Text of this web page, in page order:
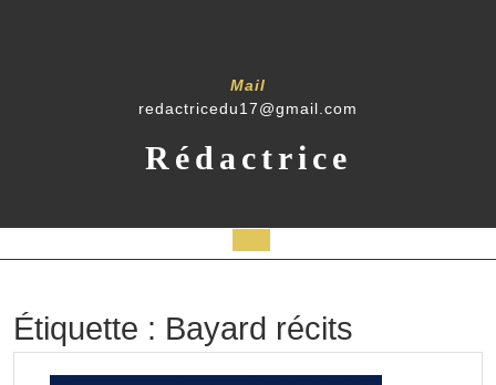
Mail
redactricedu17@gmail.com
Rédactrice
Button
Étiquette : Bayard récits